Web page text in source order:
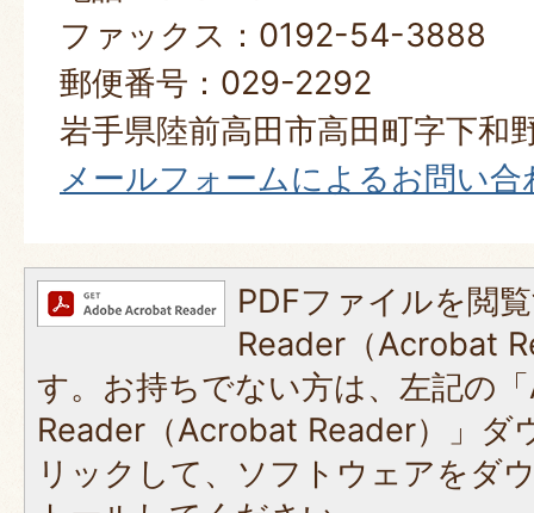
ファックス：0192-54-3888
郵便番号：029-2292
岩手県陸前高田市高田町字下和
メールフォームによるお問い合
PDFファイルを閲
Reader（Acrobat
す。お持ちでない方は、左記の
Reader（Acrobat Reader）」ダ
リックして、ソフトウェアをダ